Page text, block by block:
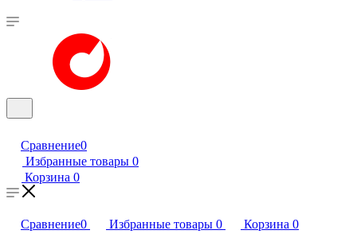
Сравнение0
Избранные товары 0
Корзина 0
Сравнение0 Избранные товары 0 Корзина 0